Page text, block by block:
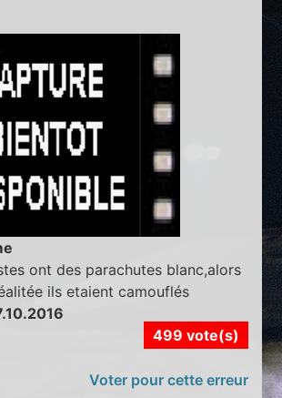
ont des parachutes blanc,alors
ils etaient camouflés
499 vote(s)
Voter pour cette erreur